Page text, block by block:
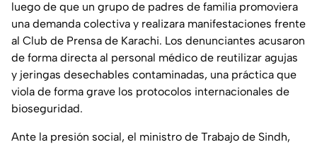
luego de que un grupo de padres de familia promoviera
una demanda colectiva y realizara manifestaciones frente
al Club de Prensa de Karachi. Los denunciantes acusaron
de forma directa al personal médico de reutilizar agujas
y jeringas desechables contaminadas, una práctica que
viola de forma grave los protocolos internacionales de
bioseguridad.
Ante la presión social, el ministro de Trabajo de Sindh,